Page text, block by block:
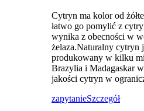
Cytryn ma kolor od
łatwo go pomylić z
wynika z obecności w
żelaza.Naturalny cytryn
produkowany w kilku
Brazylia i Madagaskar
jakości cytryn w
zapytanieSzczegół